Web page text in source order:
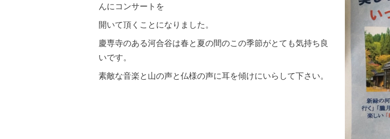
んにコンサートを
開いて頂くことになりました。
慶専寺のある河合谷は春と夏の間のこの季節がとても気持ち良
いです。
素敵な音楽と山の声と仏様の声に耳を傾けにいらして下さい。